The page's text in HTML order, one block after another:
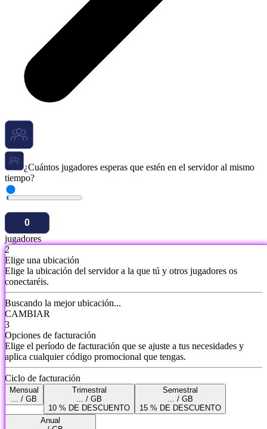
¿Cuántos jugadores esperas que estén en el servidor al mismo
tiempo?
jugadores
2
Elige una ubicación
Elige la ubicación del servidor a la que tú y otros jugadores os
conectaréis.
Buscando la mejor ubicación...
CAMBIAR
3
Opciones de facturación
Elige el período de facturación que se ajuste a tus necesidades y
aplica cualquier código promocional que tengas.
Ciclo de facturación
Mensual
... / GB
Trimestral
... / GB
10 % DE DESCUENTO
Semestral
... / GB
15 % DE DESCUENTO
Anual